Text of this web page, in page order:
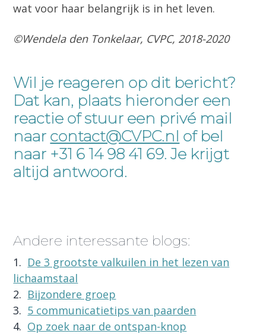
wat voor haar belangrijk is in het leven.
©Wendela den Tonkelaar, CVPC, 2018-2020
Wil je reageren op dit bericht?
Dat kan, plaats hieronder een
reactie of stuur een privé mail
naar contact@CVPC.nl of bel
naar +31 6 14 98 41 69. Je krijgt
altijd antwoord.
Andere interessante blogs:
1. De 3 grootste valkuilen in het lezen van
lichaamstaal
2. Bijzondere groep
3. 5 communicatietips van paarden
4. Op zoek naar de ontspan-knop